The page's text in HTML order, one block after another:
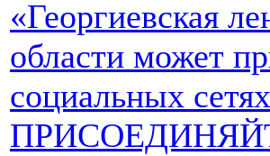
«Георгиевская
области может
социальных